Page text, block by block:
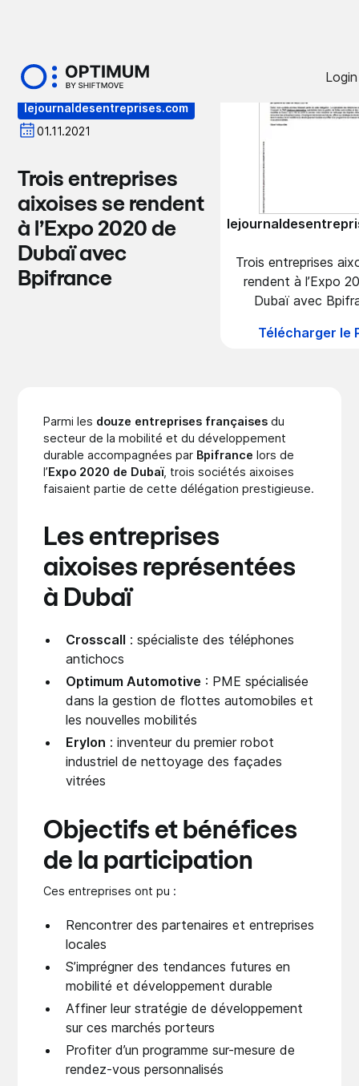
Login
lejournaldesentreprises.com
01.11.2021
Trois entreprises
aixoises se rendent
à l’Expo 2020 de
Dubaï avec
Bpifrance
Trois entreprises
rendent à l’Expo
Dubaï avec
Télécharger le
Parmi les douze entreprises françaises du
secteur de la mobilité et du développement
durable accompagnées par Bpifrance lors de
l’Expo 2020 de Dubaï, trois sociétés aixoises
faisaient partie de cette délégation prestigieuse.
Les entreprises
aixoises représentées
à Dubaï
Crosscall : spécialiste des téléphones
antichocs
Optimum Automotive : PME spécialisée
dans la gestion de flottes automobiles et
les nouvelles mobilités
Erylon : inventeur du premier robot
industriel de nettoyage des façades
vitrées
Objectifs et bénéfices
de la participation
Ces entreprises ont pu :
Rencontrer des partenaires et entreprises
locales
S’imprégner des tendances futures en
mobilité et développement durable
Affiner leur stratégie de développement
sur ces marchés porteurs
Profiter d’un programme sur-mesure de
rendez-vous personnalisés